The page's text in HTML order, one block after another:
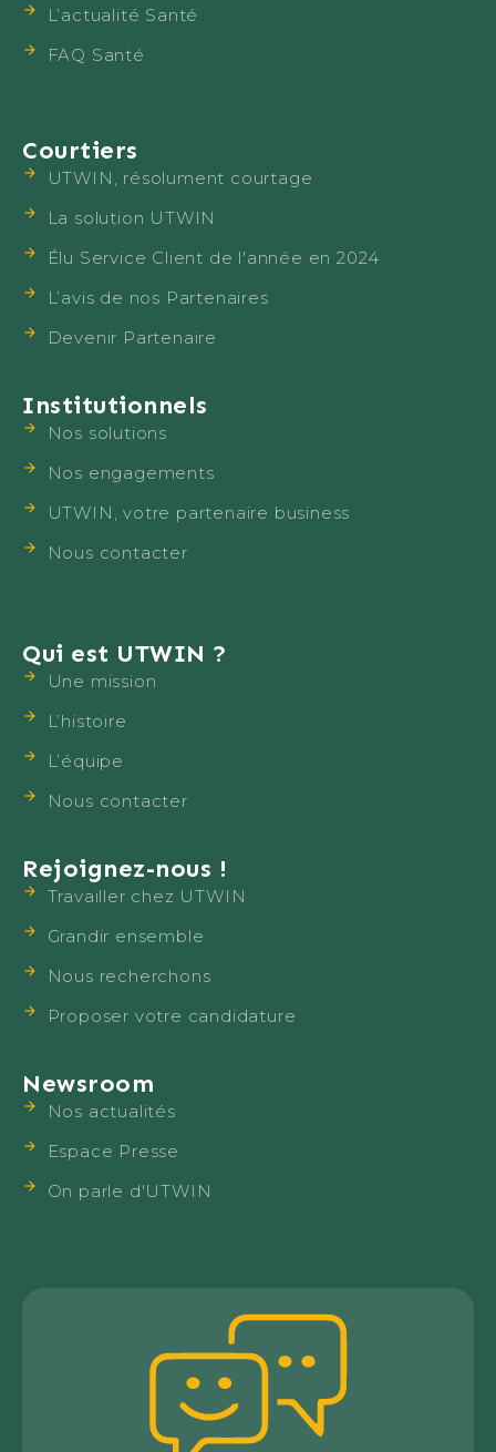
L’actualité Santé
FAQ Santé
Courtiers
UTWIN, résolument courtage
La solution UTWIN
Élu Service Client de l'année en 2024
L’avis de nos Partenaires
Devenir Partenaire
Institutionnels
Nos solutions
Nos engagements
UTWIN, votre partenaire business
Nous contacter
Qui est UTWIN ?
Une mission
L’histoire
L’équipe
Nous contacter
Rejoignez-nous !
Travailler chez UTWIN
Grandir ensemble
Nous recherchons
Proposer votre candidature
Newsroom
Nos actualités
Espace Presse
On parle d'UTWIN